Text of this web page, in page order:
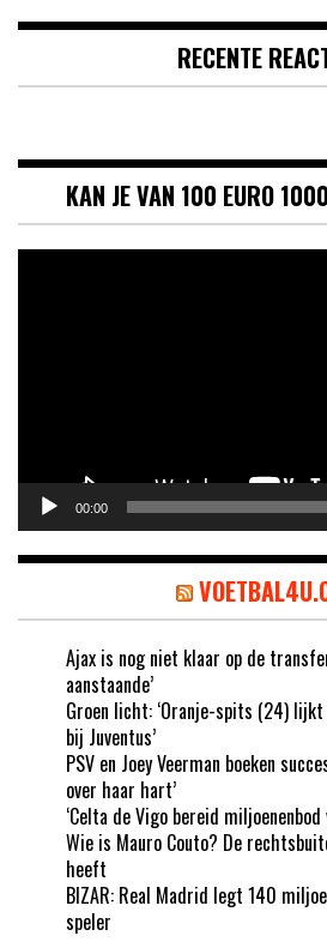
RECENTE
KAN JE VAN 100 EURO
00:00
Ajax is nog niet klaar op de
aanstaande’
Groen licht: ‘Oranje-spits (24)
bij Juventus’
PSV en Joey Veerman boeken
over haar hart’
‘Celta de Vigo bereid miljoenenbod
Wie is Mauro Couto? De
heeft
BIZAR: Real Madrid legt 140
speler